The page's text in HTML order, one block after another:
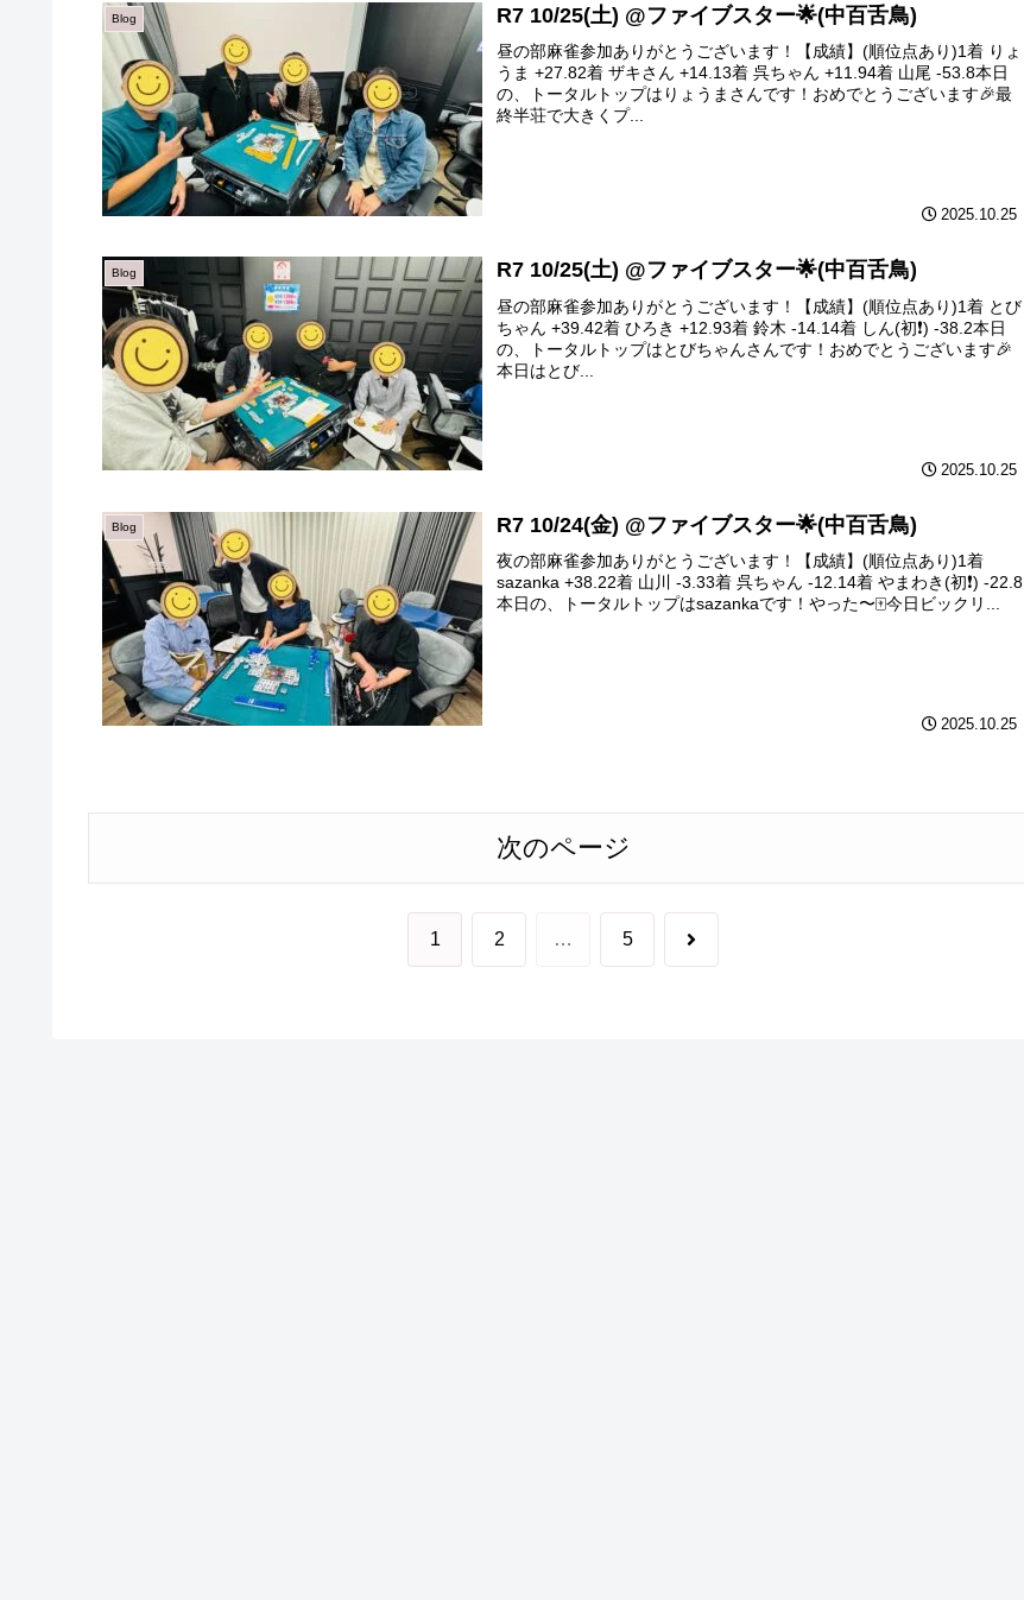
Blog R7 10/25(土) @ファイブスター🌟(中百舌鳥)
昼の部麻雀参加ありがとうございます！【成績】(順位点あり)1着 りょ
うま +27.82着 ザキさん +14.13着 呉ちゃん +11.94着 山尾 -53.8本日
の、トータルトップはりょうまさんです！おめでとうございます🎉最
終半荘で大きくプ...
2025.10.25
Blog R7 10/25(土) @ファイブスター🌟(中百舌鳥)
昼の部麻雀参加ありがとうございます！【成績】(順位点あり)1着 とび
ちゃん +39.42着 ひろき +12.93着 鈴木 -14.14着 しん(初❗️) -38.2本日
の、トータルトップはとびちゃんさんです！おめでとうございます🎉
本日はとび...
2025.10.25
Blog R7 10/24(金) @ファイブスター🌟(中百舌鳥)
夜の部麻雀参加ありがとうございます！【成績】(順位点あり)1着
sazanka +38.22着 山川 -3.33着 呉ちゃん -12.14着 やまわき(初❗️) -22.8
本日の、トータルトップはsazankaです！やった〜🀄️今日ビックリ...
2025.10.25
次のページ
1 2 … 5 次